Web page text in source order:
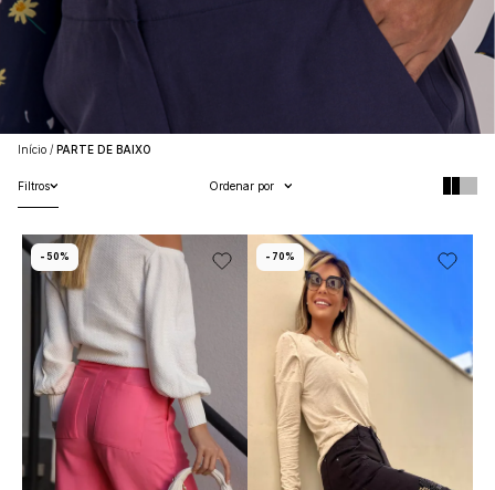
Início PARTE DE BAIXO
Filtros Ordenar por
50% 70%